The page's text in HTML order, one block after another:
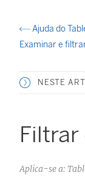
Ajuda do
Examinar e
NESTE
Filtrar
Aplica-se a: